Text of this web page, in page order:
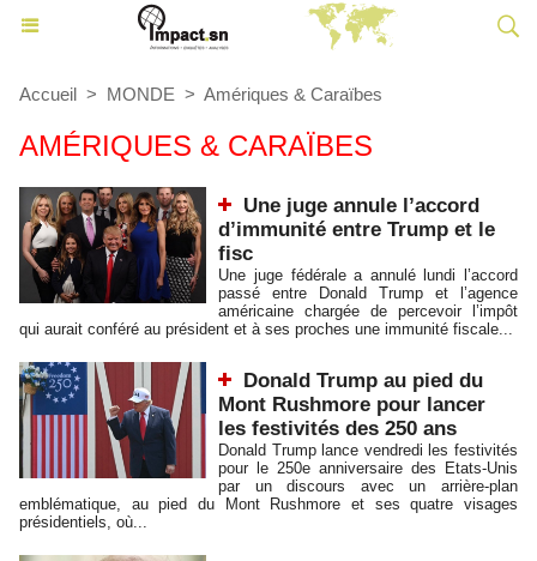
Accueil > MONDE > Amériques & Caraïbes
AMÉRIQUES & CARAÏBES
Une juge annule l’accord
d’immunité entre Trump et le
fisc
Une juge fédérale a annulé lundi l’accord
passé entre Donald Trump et l’agence
américaine chargée de percevoir l’impôt
qui aurait conféré au président et à ses proches une immunité fiscale...
Donald Trump au pied du
Mont Rushmore pour lancer
les festivités des 250 ans
Donald Trump lance vendredi les festivités
pour le 250e anniversaire des Etats-Unis
par un discours avec un arrière-plan
emblématique, au pied du Mont Rushmore et ses quatre visages
présidentiels, où...